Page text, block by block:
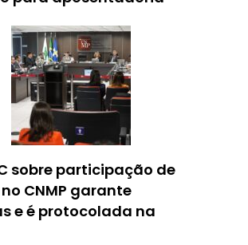
sobre participação de
CNMP garante
e é protocolada na